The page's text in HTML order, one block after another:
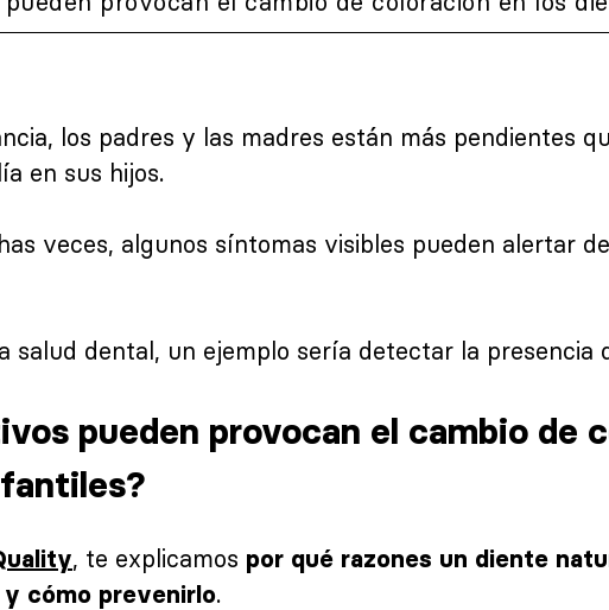
los padres y las madres están más pendientes
en sus hijos.
veces, algunos síntomas visibles pueden alertar
salud dental, un ejemplo sería detectar la presencia
pueden provocan el cambio de
, te explicamos por qué razones un diente
cómo prevenirlo.